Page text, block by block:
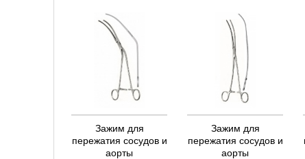
Зажим для
пережатия сосудов и
аорты
Зажим для
пережатия сосудов и
аорты